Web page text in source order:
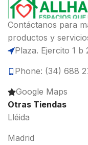
Contáctanos para
productos y
Plaza. Ejercito 1 b
Phone: (34) 688
Google Maps
Otras Tiendas
Lléida
Madrid